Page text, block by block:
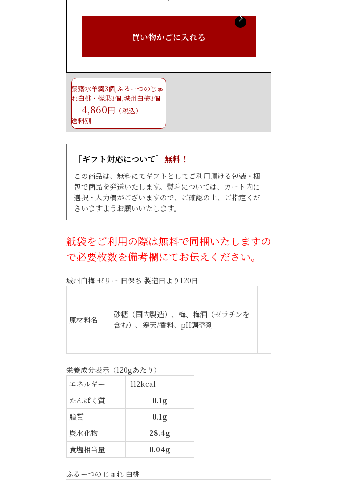
買い物かごに入れる
藤齋水羊羹3個,ふるーつのじゅ
れ白桃・檬果3個,城州白梅3個
4,860円 （税込）
送料別
［ギフト対応について］ 無料！
この商品は、無料にてギフトとしてご利用頂ける包装・梱
包で商品を発送いたします。熨斗については、カート内に
選択・入力欄がございますので、ご確認の上、ご指定くだ
さいますようお願いいたします。
紙袋をご利用の際は無料で同梱いたしますの
で必要枚数を備考欄にてお伝えください。
城州白梅 ゼリー 日保ち 製造日より120日
原材料名
砂糖（国内製造）、梅、梅酒（ゼラチンを
含む）、寒天/香料、pH調整剤
栄養成分表示（120gあたり）
エネルギー
112kcal
たんぱく質
0.1g
脂質
0.1g
炭水化物
28.4g
食塩相当量
0.04g
ふるーつのじゅれ 白桃